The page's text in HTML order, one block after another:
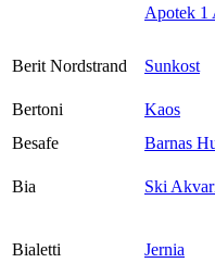
Apotek 1
Berit Nordstrand
Sunkost
Bertoni
Kaos
Besafe
Barnas
Bia Ski
Bialetti Jernia